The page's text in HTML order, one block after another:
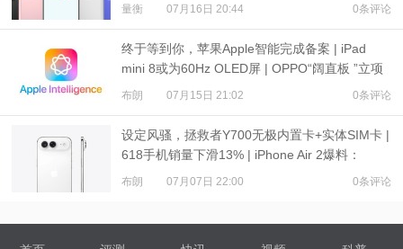
量衡 07月16日 20:44 0条评论
终于等到你，苹果Apple智能完成备案 | iPad
mini 8或为60Hz OLED屏 | OPPO“阔直板 ”立项
布朗 07月15日 21:02 0条评论
设定风骚，拯救者Y700无极内置卡+实体SIM卡 |
618手机销量下滑13% | iPhone Air 2爆料：
3500mAh电池
布朗 07月07日 22:00 0条评论